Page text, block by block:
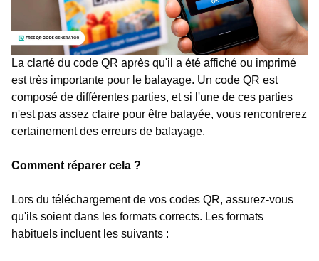
La clarté du code QR après qu'il a été affiché ou imprimé
est très importante pour le balayage. Un code QR est
composé de différentes parties, et si l'une de ces parties
n'est pas assez claire pour être balayée, vous rencontrerez
certainement des erreurs de balayage.
Comment réparer cela ?
Lors du téléchargement de vos codes QR, assurez-vous
qu'ils soient dans les formats corrects. Les formats
habituels incluent les suivants :